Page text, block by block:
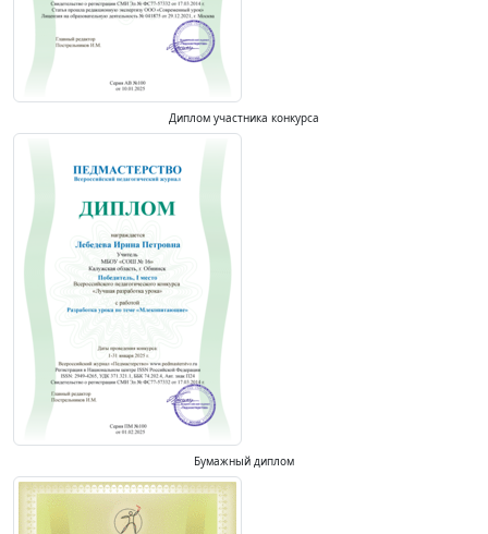
Диплом участника конкурса
Бумажный диплом